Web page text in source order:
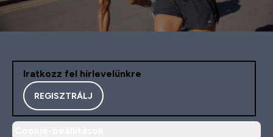
Iratkozz fel hírlevelünkre
REGISZTRÁLJ